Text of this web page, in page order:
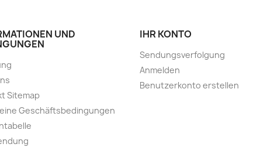
UND
Sitemap
Geschäftsbedingungen
IHR KONTO
Sendungsverfolgung
Anmelden
Benutzerkonto erstellen